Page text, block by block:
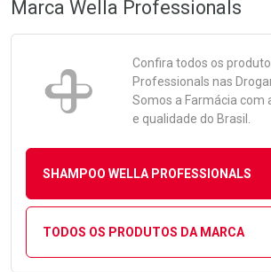
Marca Wella Professionals
Confira todos os
Professionals nas
Somos a Farmácia com
e qualidade do Brasil.
SHAMPOO WELLA PROFESSIONALS
TODOS OS PRODUTOS DA MARCA